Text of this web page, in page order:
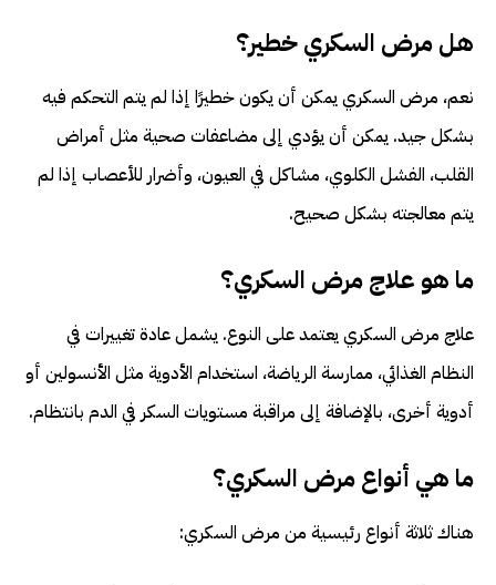
هل مرض السكري خطير؟
نعم، مرض السكري يمكن أن يكون خطيرًا إذا لم يتم التحكم فيه
بشكل جيد. يمكن أن يؤدي إلى مضاعفات صحية مثل أمراض
القلب، الفشل الكلوي، مشاكل في العيون، وأضرار للأعصاب إذا لم
يتم معالجته بشكل صحيح.
ما هو علاج مرض السكري؟
علاج مرض السكري يعتمد على النوع. يشمل عادة تغييرات في
النظام الغذائي، ممارسة الرياضة، استخدام الأدوية مثل الأنسولين أو
أدوية أخرى، بالإضافة إلى مراقبة مستويات السكر في الدم بانتظام.
ما هي أنواع مرض السكري؟
هناك ثلاثة أنواع رئيسية من مرض السكري: